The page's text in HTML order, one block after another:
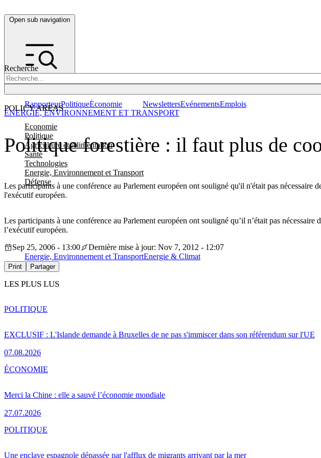
Open sub navigation
Recherche
POLICY AREAS
Economie
Politique
Agriculture et Alimentation
Santé
Technologies
Energie, Environnement et Transport
Défense
RapporteurPolitiqueÉconomie NewslettersEvénementsEmplois
Politique forestière : il faut plus de
Les participants à une conférence au Parlement européen ont souligné qu'il n'était pas
l'exécutif européen.
ENERGIE, ENVIRONNEMENT ET TRANSPORT
Les participants à une conférence au Parlement européen ont souligné qu’il n’était pas
l’exécutif européen.
Sep 25, 2006 - 13:00
Dernière mise à jour: Nov 7, 2012 - 12:07
Energie, Environnement et TransportEnergie & Climat
Print Partager
LES PLUS LUS
EXCLUSIF : L'Islande demande à Bruxelles de ne pas s'immiscer dans son référendum sur l'UE
07.08.2026
POLITIQUE
Merci la Chine : elle a sauvé l’économie mondiale
27.07.2026
ÉCONOMIE
Une enclave espagnole dépassée par l'afflux de migrants arrivant par la mer
POLITIQUE